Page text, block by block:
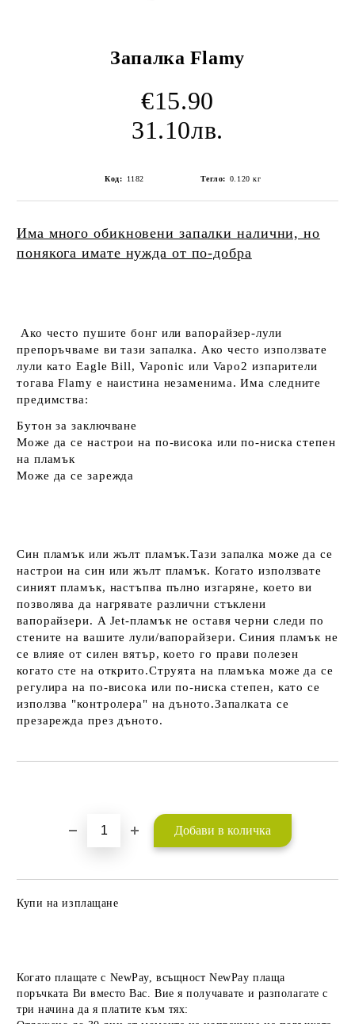
Запалка Flamy
€15.90
31.10лв.
Код: 1182 Тегло: 0.120 кг
Има много обикновени запалки налични, но
понякога имате нужда от по-добра
Ако често пушите бонг или вапорайзер-лули
препоръчваме ви тази запалка. Ако често използвате
лули като Eagle Bill, Vaponic или Vapo2 изпарители
тогава Flamy е наистина незаменима. Има следните
предимства:
Бутон за заключване
Може да се настрои на по-висока или по-ниска степен
на пламък
Може да се зарежда
Син пламък или жълт пламък.Тази запалка може да се
настрои на син или жълт пламък. Когато използвате
синият пламък, настъпва пълно изгаряне, което ви
позволява да нагрявате различни стъклени
вапорайзери. A Jet-пламък не оставя черни следи по
стените на вашите лули/вапорайзери. Синия пламък не
се влияе от силен вятър, което го прави полезен
когато сте на открито.Струята на пламъка може да се
регулира на по-висока или по-ниска степен, като се
използва "контролера" на дъното.Запалката се
презарежда през дъното.
Купи на изплащане
Когато плащате с NewPay, всъщност NewPay плаща
поръчката Ви вместо Вас. Вие я получавате и разполагате с
три начина да я платите към тях: